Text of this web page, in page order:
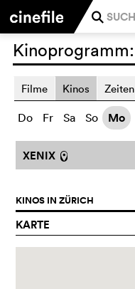
j
Kinoprogramm:
Filme Kinos Zeiten
Do Fr Sa So Mo
XENIX l
KINOS IN ZÜRICH
KARTE